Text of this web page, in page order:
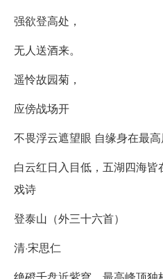
强欲登高处，
无人送酒来。
遥怜故园菊，
应傍战场开
不畏浮云遮望眼 自缘身在最
白云红日入目低，五湖四海
戏诗
登泰山（外三十六首）
清·宋思仁